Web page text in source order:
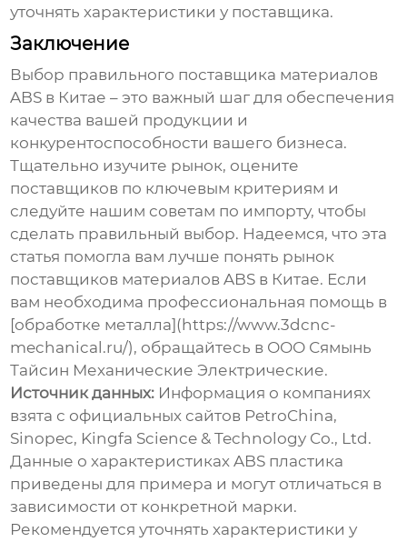
уточнять характеристики у поставщика.
Заключение
Выбор правильного поставщика материалов
ABS в Китае – это важный шаг для обеспечения
качества вашей продукции и
конкурентоспособности вашего бизнеса.
Тщательно изучите рынок, оцените
поставщиков по ключевым критериям и
следуйте нашим советам по импорту, чтобы
сделать правильный выбор. Надеемся, что эта
статья помогла вам лучше понять рынок
поставщиков материалов ABS в Китае. Если
вам необходима профессиональная помощь в
[обработке металла](https://www.3dcnc-
mechanical.ru/), обращайтесь в ООО Сямынь
Тайсин Механические Электрические.
Источник данных: Информация о компаниях
взята с официальных сайтов PetroChina,
Sinopec, Kingfa Science & Technology Co., Ltd.
Данные о характеристиках ABS пластика
приведены для примера и могут отличаться в
зависимости от конкретной марки.
Рекомендуется уточнять характеристики у